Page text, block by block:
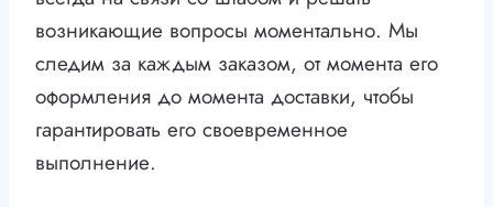
возникающие вопросы моментально. Мы
следим за каждым заказом, от момента его
оформления до момента доставки, чтобы
гарантировать его своевременное
выполнение.